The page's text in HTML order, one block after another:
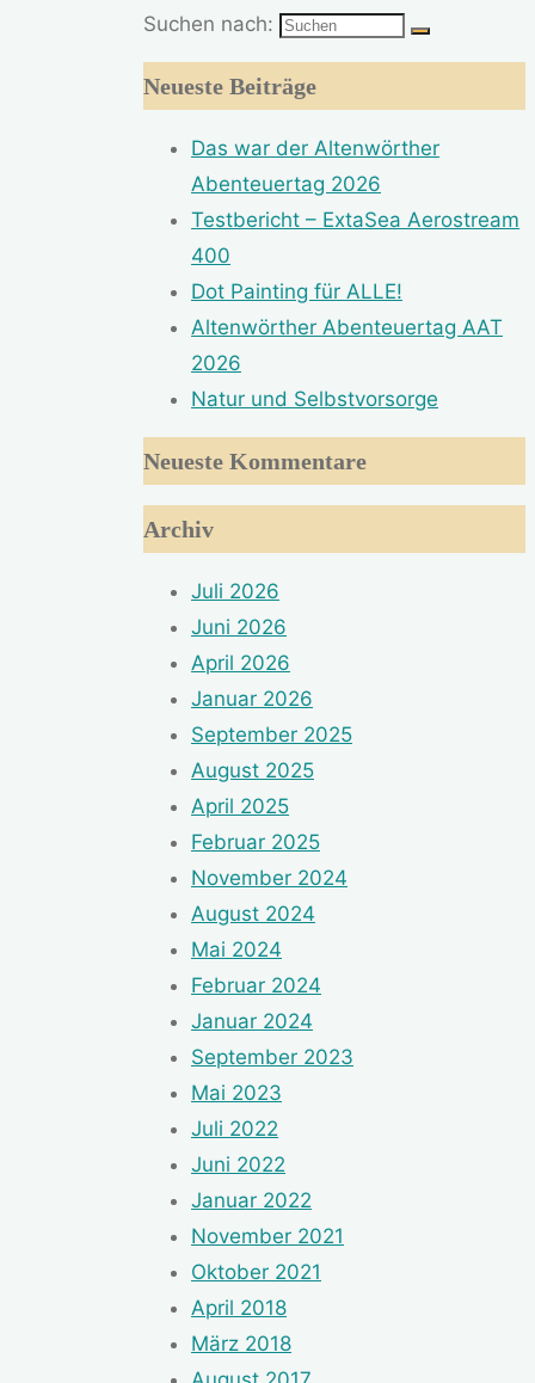
Suchen nach:
Neueste Beiträge
Das war der Altenwörther
Abenteuertag 2026
Testbericht – ExtaSea Aerostream
400
Dot Painting für ALLE!
Altenwörther Abenteuertag AAT
2026
Natur und Selbstvorsorge
Neueste Kommentare
Archiv
Juli 2026
Juni 2026
April 2026
Januar 2026
September 2025
August 2025
April 2025
Februar 2025
November 2024
August 2024
Mai 2024
Februar 2024
Januar 2024
September 2023
Mai 2023
Juli 2022
Juni 2022
Januar 2022
November 2021
Oktober 2021
April 2018
März 2018